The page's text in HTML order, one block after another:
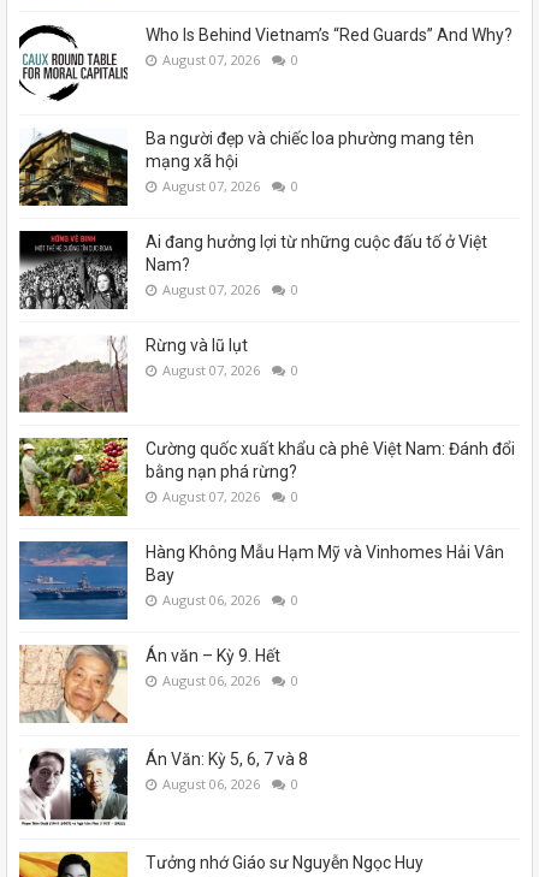
Who Is Behind Vietnam’s “Red Guards” And Why?
August 07, 2026 0
Ba người đẹp và chiếc loa phường mang tên
mạng xã hội
August 07, 2026 0
Ai đang hưởng lợi từ những cuộc đấu tố ở Việt
Nam?
August 07, 2026 0
Rừng và lũ lụt
August 07, 2026 0
Cường quốc xuất khẩu cà phê Việt Nam: Đánh đổi
bằng nạn phá rừng?
August 07, 2026 0
Hàng Không Mẫu Hạm Mỹ và Vinhomes Hải Vân
Bay
August 06, 2026 0
Án văn – Kỳ 9. Hết
August 06, 2026 0
Án Văn: Kỳ 5, 6, 7 và 8
August 06, 2026 0
Tưởng nhớ Giáo sư Nguyễn Ngọc Huy